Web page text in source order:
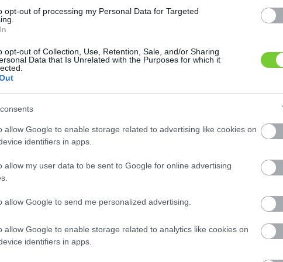
opt-out of processing my Personal Data for Targeted
opt-out of Collection, Use, Retention, Sale, and/or Sharing
Data that Is Unrelated with the Purposes for which it
allow Google to enable storage related to advertising like cookies on
identifiers in apps.
allow my user data to be sent to Google for online advertising
allow Google to send me personalized advertising.
allow Google to enable storage related to analytics like cookies on
identifiers in apps.
át. A
kibírja a
át.